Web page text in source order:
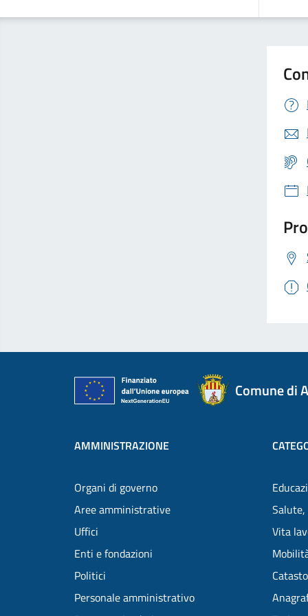
Comune di
AMMINISTRAZIONE
Organi di governo
Aree amministrative
Uffici
Enti e fondazioni
Politici
Personale amministrativo
Salute,
Vita